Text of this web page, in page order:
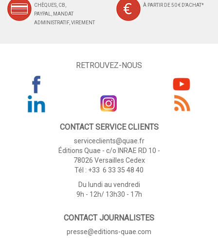
CHÈQUES, CB,
PAYPAL, MANDAT
ADMINISTRATIF, VIREMENT
À PARTIR DE 50 € D'ACHAT*
RETROUVEZ-NOUS
CONTACT SERVICE CLIENTS
serviceclients@quae.fr
Éditions Quae - c/o INRAE RD 10 -
78026 Versailles Cedex
Tél : +33 6 33 35 48 40
Du lundi au vendredi
9h - 12h/ 13h30 - 17h
CONTACT JOURNALISTES
presse@editions-quae.com